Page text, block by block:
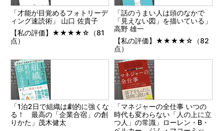
「才能が目覚めるフォトリーデ
ィング速読術」 山口 佐貴子
【私の評価】★★★★☆（81
点）
「話のうまい人は頭のなかで
「見えない図」を描いている」
高野 雄一
【私の評価】★★★★☆（82
点）
「1泊2日で組織は劇的に強くな
る！ 最高の「企業合宿」の創
りかた」茂木健太
「マネジャーの全仕事 いつの
時代も変わらない「人の上に立
つ人」の常識」ローレン・B・